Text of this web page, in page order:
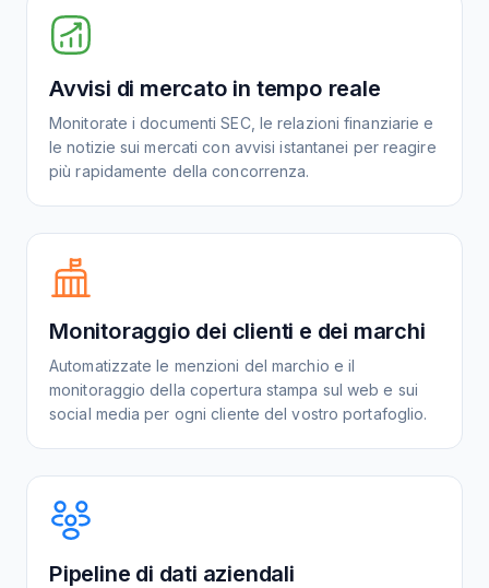
Avvisi di mercato in tempo reale
Monitorate i documenti SEC, le relazioni finanziarie e
le notizie sui mercati con avvisi istantanei per reagire
più rapidamente della concorrenza.
Monitoraggio dei clienti e dei marchi
Automatizzate le menzioni del marchio e il
monitoraggio della copertura stampa sul web e sui
social media per ogni cliente del vostro portafoglio.
Pipeline di dati aziendali